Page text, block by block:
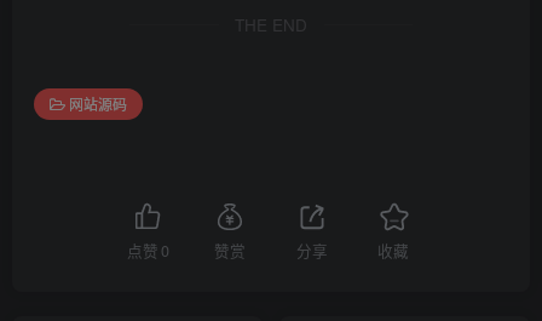
THE END
网站源码
点赞 0 赞赏 分享 收藏